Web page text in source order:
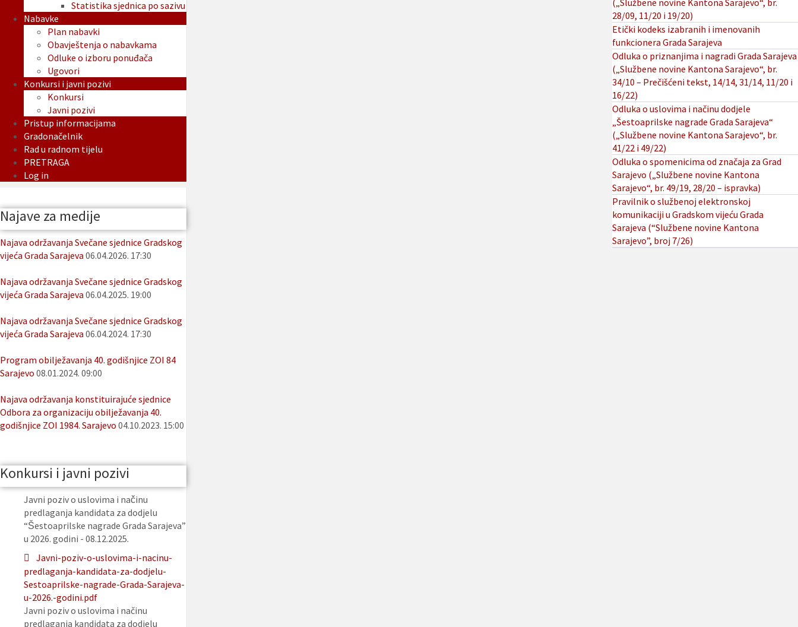
Statistika sjednica po sazivu
Nabavke
Plan nabavki
Obavještenja o nabavkama
Odluke o izboru ponuđača
Ugovori
Konkursi i javni pozivi
Konkursi
Javni pozivi
Pristup informacijama
Gradonačelnik
Rad u radnom tijelu
PRETRAGA
Log in
Najave za medije
Najava održavanja Svečane sjednice Gradskog
vijeća Grada Sarajeva 06.04.2026. 17:30
Najava održavanja Svečane sjednice Gradskog
vijeća Grada Sarajeva 06.04.2025. 19:00
Najava održavanja Svečane sjednice Gradskog
vijeća Grada Sarajeva 06.04.2024. 17:30
Program obilježavanja 40. godišnjice ZOI 84
Sarajevo 08.01.2024. 09:00
Najava održavanja konstituirajuće sjednice
Odbora za organizaciju obilježavanja 40.
godišnjice ZOI 1984. Sarajevo 04.10.2023. 15:00
Konkursi i javni pozivi
Javni poziv o uslovima i načinu
predlaganja kandidata za dodjelu
“Šestoaprilske nagrade Grada Sarajeva”
u 2026. godini - 08.12.2025.
Javni-poziv-o-uslovima-i-nacinu-
predlaganja-kandidata-za-dodjelu-
Sestoaprilske-nagrade-Grada-Sarajeva-
u-2026.-godini.pdf
Javni poziv o uslovima i načinu
predlaganja kandidata za dodjelu
(„Službene novine Kantona Sarajevo“, br.
28/09, 11/20 i 19/20)
Etički kodeks izabranih i imenovanih
funkcionera Grada Sarajeva
Odluka o priznanjima i nagradi Grada Sarajeva
(„Službene novine Kantona Sarajevo“, br.
34/10 – Prečišćeni tekst, 14/14, 31/14, 11/20 i
16/22)
Odluka o uslovima i načinu dodjele
„Šestoaprilske nagrade Grada Sarajeva“
(„Službene novine Kantona Sarajevo“, br.
41/22 i 49/22)
Odluka o spomenicima od značaja za Grad
Sarajevo („Službene novine Kantona
Sarajevo“, br. 49/19, 28/20 – ispravka)
Pravilnik o službenoj elektronskoj
komunikaciji u Gradskom vijeću Grada
Sarajeva (“Službene novine Kantona
Sarajevo”, broj 7/26)